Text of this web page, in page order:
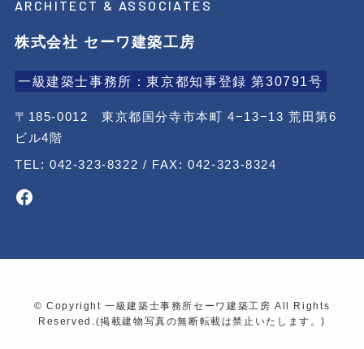
ARCHITECT & ASSOCIATES
株式会社 セーワ建築工房
一級建築士事務所：東京都知事登録 第30791号
〒185-0012 東京都国分寺市本町 4−13−13 荒田第6
ビル4階
TEL: 042-323-8322 / FAX: 042-323-8324
Facebook
© Copyright 一級建築士事務所セーワ建築工房 All Rights
Reserved.(掲載建物写真の無断転載は禁止いたします。)